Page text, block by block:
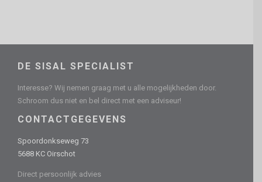
DE SISAL SPECIALIST
Interesse? Wij nemen graag met u alle mogelijkheden door.
Schroom dus niet en bel direct met een adviseur!
CONTACTGEGEVENS
Spoordonkseweg 73
5688 KC Oirschot
Direct persoonlijk advies